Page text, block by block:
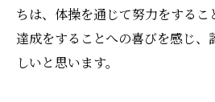
ちは、体操を通じて努力をするこ
達成をすることへの喜びを感じ
しいと思います。